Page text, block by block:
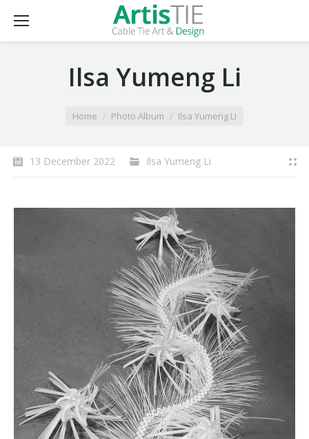
Ilsa Yumeng Li
Home Photo Album Ilsa Yumeng Li
13 December 2022 Ilsa Yumeng Li